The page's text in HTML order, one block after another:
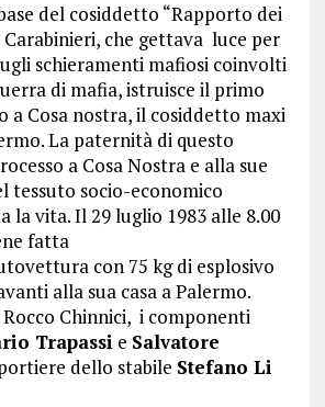
del cosiddetto “Rapporto dei
Carabinieri, che gettava luce per
schieramenti mafiosi coinvolti
di mafia, istruisce il primo
a Cosa nostra, il cosiddetto maxi
La paternità di questo
a Cosa Nostra e alla sue
tessuto socio-economico
la vita.Il 29 luglio 1983 alle 8.00
fatta
con 75 kg di esplosivo
alla sua casa a Palermo.
Rocco Chinnici, i componenti
Trapassi e Salvatore
dello stabile Stefano Li